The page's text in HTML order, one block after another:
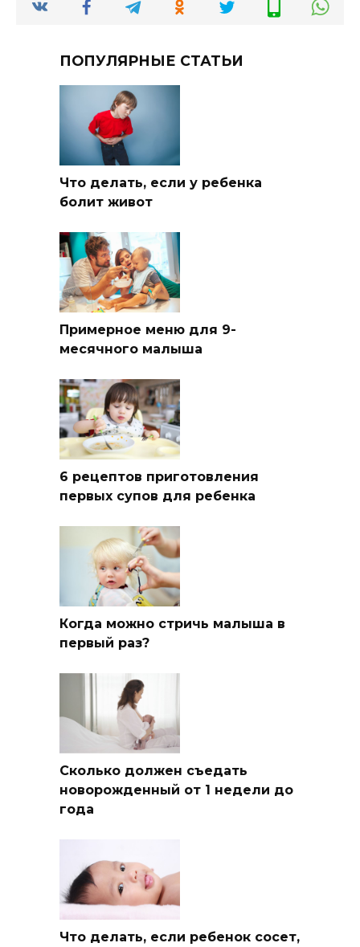
ПОПУЛЯРНЫЕ СТАТЬИ
Что делать, если у ребенка
болит живот
Примерное меню для 9-
месячного малыша
6 рецептов приготовления
первых супов для ребенка
Когда можно стричь малыша в
первый раз?
Сколько должен съедать
новорожденный от 1 недели до
года
Что делать, если ребенок сосет,